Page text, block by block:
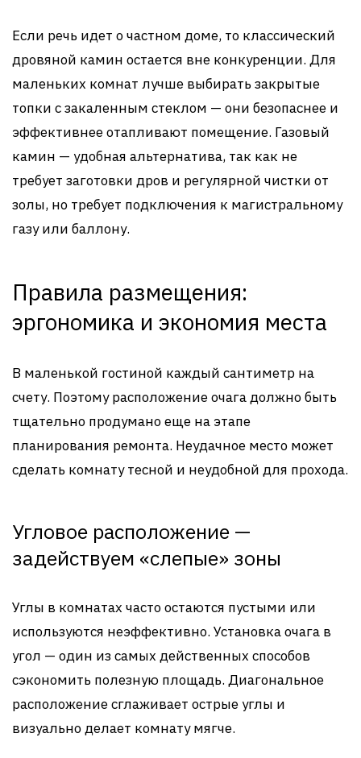
Если речь идет о частном доме, то классический
дровяной камин остается вне конкуренции. Для
маленьких комнат лучше выбирать закрытые
топки с закаленным стеклом — они безопаснее и
эффективнее отапливают помещение. Газовый
камин — удобная альтернатива, так как не
требует заготовки дров и регулярной чистки от
золы, но требует подключения к магистральному
газу или баллону.
Правила размещения:
эргономика и экономия места
В маленькой гостиной каждый сантиметр на
счету. Поэтому расположение очага должно быть
тщательно продумано еще на этапе
планирования ремонта. Неудачное место может
сделать комнату тесной и неудобной для прохода.
Угловое расположение —
задействуем «слепые» зоны
Углы в комнатах часто остаются пустыми или
используются неэффективно. Установка очага в
угол — один из самых действенных способов
сэкономить полезную площадь. Диагональное
расположение сглаживает острые углы и
визуально делает комнату мягче.